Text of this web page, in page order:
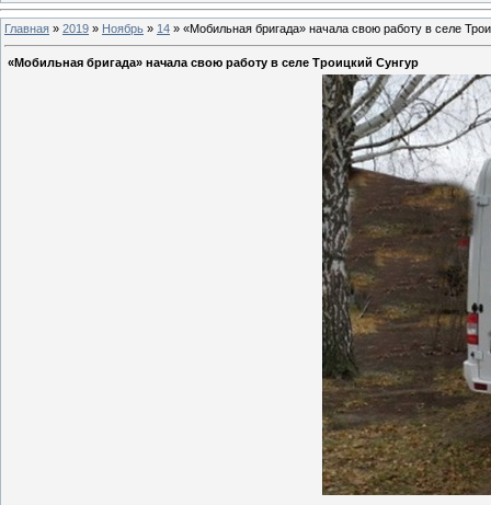
Главная » 2019 » Ноябрь » 14 » «Мобильная бригада» начала свою работу в селе
«Мобильная бригада» начала свою работу в селе Троицкий Сунгур